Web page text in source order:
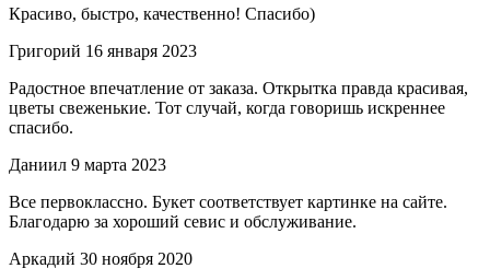
Красиво, быстро, качественно! Спасибо)
Григорий 16 января 2023
Радостное впечатление от заказа. Открытка правда красивая,
цветы свеженькие. Тот случай, когда говоришь искреннее
спасибо.
Даниил 9 марта 2023
Все первоклассно. Букет соответствует картинке на сайте.
Благодарю за хороший севис и обслуживание.
Аркадий 30 ноября 2020